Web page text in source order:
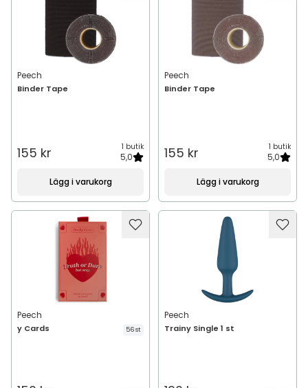
Peech
Binder Tape
155 kr 1 butik
5,0
Lägg i varukorg
Peech
Binder Tape
155 kr 1 butik
5,0
Lägg i varukorg
Peech
y Cards 56 st
Peech
Trainy Single 1 st